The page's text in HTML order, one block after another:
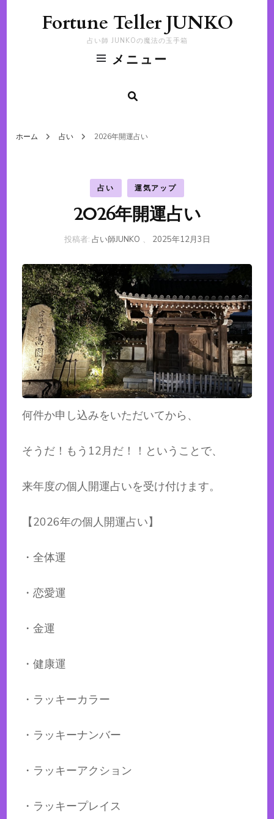
Fortune Teller JUNKO
占い師 JUNKOの魔法の玉手箱
メニュー
ホーム 占い 2026年開運占い
占い 運気アップ
2026年開運占い
投稿者: 占い師JUNKO 、 2025年12月3日
何件か申し込みをいただいてから、
そうだ！もう12月だ！！ということで、
来年度の個人開運占いを受け付けます。
【2026年の個人開運占い】
・全体運
・恋愛運
・金運
・健康運
・ラッキーカラー
・ラッキーナンバー
・ラッキーアクション
・ラッキープレイス